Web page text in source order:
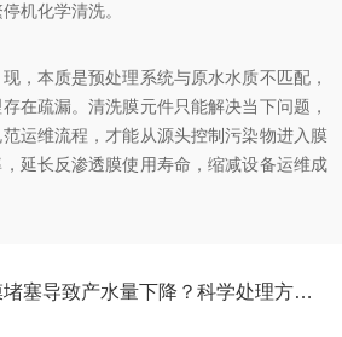
机化学清洗。
，本质是预处理系统与原水水质不匹配，
在疏漏。清洗膜元件只能解决当下问题，
运维流程，才能从源头控制污染物进入膜
延长反渗透膜使用寿命，缩减设备运维成
反渗透膜堵塞导致产水量下降？科学处理方法与日常养护技巧